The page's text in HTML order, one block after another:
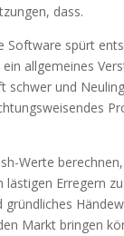
dass.
Software spürt
allgemeines
schwer und
Werte
lästigen Erregern
Markt bringen